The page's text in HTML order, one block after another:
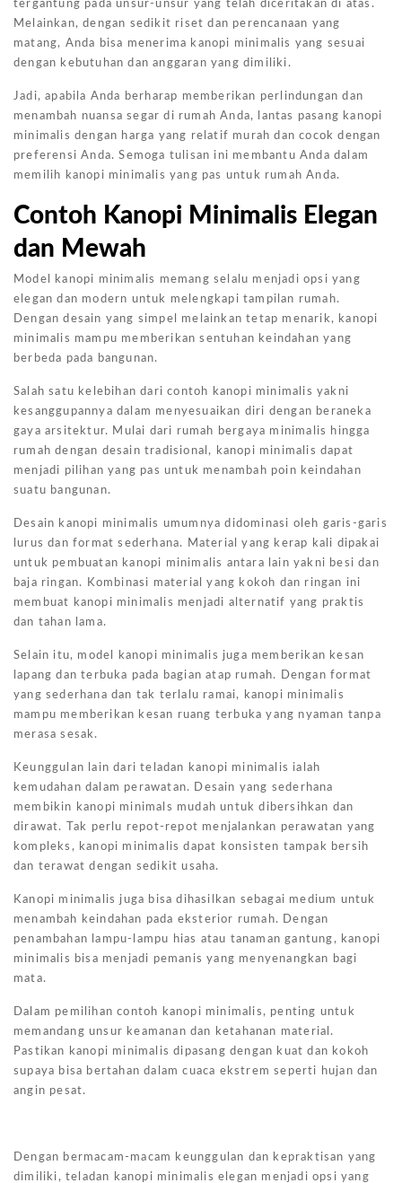
tergantung pada unsur-unsur yang telah diceritakan di atas.
Melainkan, dengan sedikit riset dan perencanaan yang
matang, Anda bisa menerima kanopi minimalis yang sesuai
dengan kebutuhan dan anggaran yang dimiliki.
Jadi, apabila Anda berharap memberikan perlindungan dan
menambah nuansa segar di rumah Anda, lantas pasang kanopi
minimalis dengan harga yang relatif murah dan cocok dengan
preferensi Anda. Semoga tulisan ini membantu Anda dalam
memilih kanopi minimalis yang pas untuk rumah Anda.
Contoh Kanopi Minimalis Elegan
dan Mewah
Model kanopi minimalis memang selalu menjadi opsi yang
elegan dan modern untuk melengkapi tampilan rumah.
Dengan desain yang simpel melainkan tetap menarik, kanopi
minimalis mampu memberikan sentuhan keindahan yang
berbeda pada bangunan.
Salah satu kelebihan dari contoh kanopi minimalis yakni
kesanggupannya dalam menyesuaikan diri dengan beraneka
gaya arsitektur. Mulai dari rumah bergaya minimalis hingga
rumah dengan desain tradisional, kanopi minimalis dapat
menjadi pilihan yang pas untuk menambah poin keindahan
suatu bangunan.
Desain kanopi minimalis umumnya didominasi oleh garis-garis
lurus dan format sederhana. Material yang kerap kali dipakai
untuk pembuatan kanopi minimalis antara lain yakni besi dan
baja ringan. Kombinasi material yang kokoh dan ringan ini
membuat kanopi minimalis menjadi alternatif yang praktis
dan tahan lama.
Selain itu, model kanopi minimalis juga memberikan kesan
lapang dan terbuka pada bagian atap rumah. Dengan format
yang sederhana dan tak terlalu ramai, kanopi minimalis
mampu memberikan kesan ruang terbuka yang nyaman tanpa
merasa sesak.
Keunggulan lain dari teladan kanopi minimalis ialah
kemudahan dalam perawatan. Desain yang sederhana
membikin kanopi minimals mudah untuk dibersihkan dan
dirawat. Tak perlu repot-repot menjalankan perawatan yang
kompleks, kanopi minimalis dapat konsisten tampak bersih
dan terawat dengan sedikit usaha.
Kanopi minimalis juga bisa dihasilkan sebagai medium untuk
menambah keindahan pada eksterior rumah. Dengan
penambahan lampu-lampu hias atau tanaman gantung, kanopi
minimalis bisa menjadi pemanis yang menyenangkan bagi
mata.
Dalam pemilihan contoh kanopi minimalis, penting untuk
memandang unsur keamanan dan ketahanan material.
Pastikan kanopi minimalis dipasang dengan kuat dan kokoh
supaya bisa bertahan dalam cuaca ekstrem seperti hujan dan
angin pesat.
Dengan bermacam-macam keunggulan dan kepraktisan yang
dimiliki, teladan kanopi minimalis elegan menjadi opsi yang